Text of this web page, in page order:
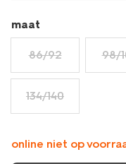
maat
86/92 98/
134/140
online niet op